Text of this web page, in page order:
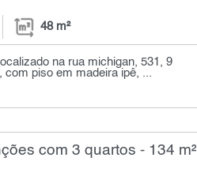
48 m²
na rua michigan, 531, 9
piso em madeira ipê, ...
com 3 quartos - 134 m²